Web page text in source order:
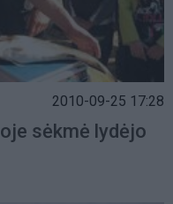
2010-09-25 17:28
sėkmė lydėjo